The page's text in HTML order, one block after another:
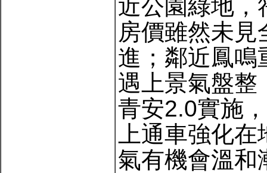
近公園綠地，
房價雖然未
進；鄰近鳳鳴
遇上景氣盤整
青安2.0實施
上通車強化
氣有機會溫和